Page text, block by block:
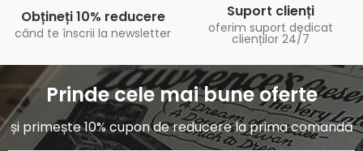
Obțineți 10% reducere
când te înscrii la newsletter
Suport clienți
oferim suport dedicat
clienților 24/7
Prinde cele mai bune oferte
și primește 10% cupon de reducere la prima comandă